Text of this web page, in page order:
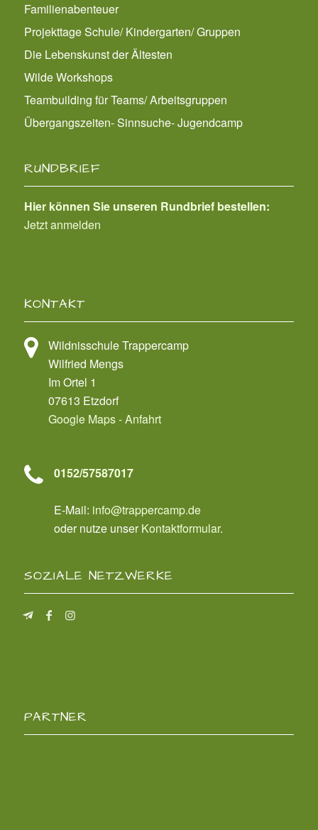
Familienabenteuer
Projekttage Schule/ Kindergarten/ Gruppen
Die Lebenskunst der Ältesten
Wilde Workshops
Teambuilding für Teams/ Arbeitsgruppen
Übergangszeiten- Sinnsuche- Jugendcamp
RUNDBRIEF
Hier können Sie unseren Rundbrief bestellen:
Jetzt anmelden
KONTAKT
Wildnisschule Trappercamp
Wilfried Mengs
Im Ortel 1
07613 Etzdorf
Google Maps - Anfahrt
0152/57587017
E-Mail: info@trappercamp.de
oder nutze unserKontaktformular.
SOZIALE NETZWERKE
PARTNER